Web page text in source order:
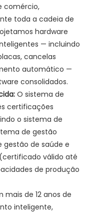
comércio,
toda a cadeia de
hardware
— incluindo
cancelas
automático —
consolidados.
O sistema de
certificações
o sistema de
de gestão
gestão de saúde e
válido até
de produção
mais de 12 anos de
inteligente,